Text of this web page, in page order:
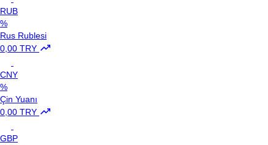
RUB
%
Rus Rublesi
0,00 TRY
CNY
%
Çin Yuanı
0,00 TRY
GBP